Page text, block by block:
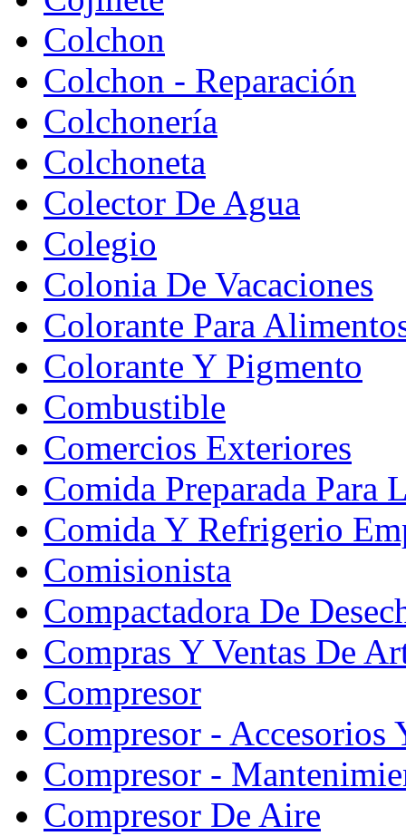
Colchon
Colchon - Reparación
Colchonería
Colchoneta
Colector De Agua
Colegio
Colonia De Vacaciones
Colorante Para
Colorante Y Pigmento
Combustible
Comercios Exteriores
Comida Preparada Para
Comida Y Refrigerio
Comisionista
Compactadora De
Compras Y Ventas De
Compresor
Compresor - Accesorios
Compresor -
Compresor De Aire